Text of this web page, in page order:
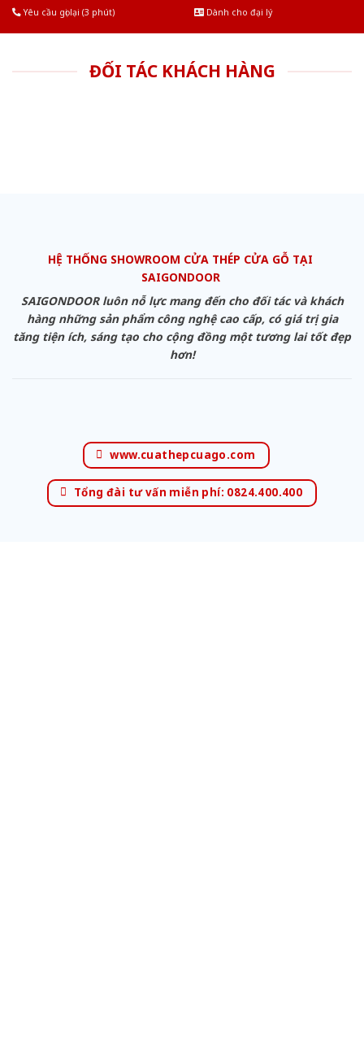
Yêu cầu gọi lại (3 phút)
Dành cho đại lý
ĐỐI TÁC KHÁCH HÀNG
HỆ THỐNG SHOWROOM CỬA THÉP CỬA GỖ TẠI
SAIGONDOOR
SAIGONDOOR luôn nỗ lực mang đến cho đối tác và khách
hàng những sản phẩm công nghệ cao cấp, có giá trị gia
tăng tiện ích, sáng tạo cho cộng đồng một tương lai tốt đẹp
hơn!
www.cuathepcuago.com
Tổng đài tư vấn miễn phí: 0824.400.400